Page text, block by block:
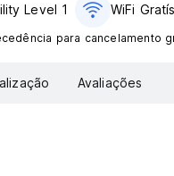
Level 1 WiFi Gratís
para cancelamento
Avaliações